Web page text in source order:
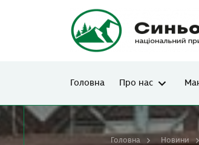
Головна Про нас
Головна Новини